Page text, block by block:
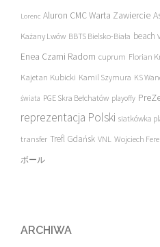
Lorenc Aluron CMC Warta Zawiercie
Każany Lwów BBTS Bielsko-Biała beach
Enea Czarni Radom cuprum Florian
Kajetan Kubicki Kamil Szymura KS
świata PGE Skra Bełchatów playoffy
reprezentacja Polski siatkówka
transfer Trefl Gdańsk VNL Wojciech
ボール
ARCHIWA